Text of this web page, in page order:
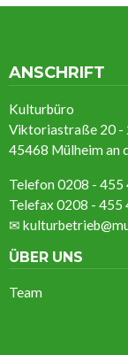
ANSCHRIFT
Kulturbüro
Viktoriastraße 20 -
45468 Mülheim an
Telefon 0208 - 455
Telefax 0208 - 455
✉
ÜBER UNS
Team